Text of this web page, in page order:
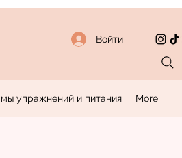
Войти
упражнений и питания More